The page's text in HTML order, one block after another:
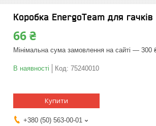
Коробка EnergoTeam для
66 ₴
Мінімальна сума замовлення на сайті — 300
В наявності Код: 75240010
Купити
+380 (50) 563-00-01